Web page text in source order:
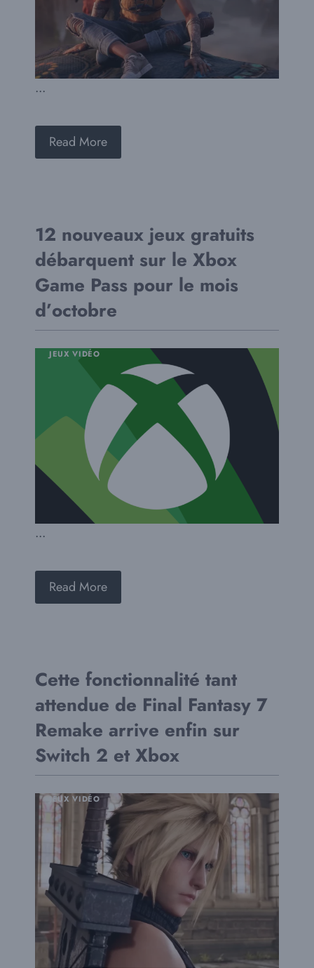
...
Read More
12 nouveaux jeux gratuits
débarquent sur le Xbox
Game Pass pour le mois
d’octobre
JEUX VIDÉO
...
Read More
Cette fonctionnalité tant
attendue de Final Fantasy 7
Remake arrive enfin sur
Switch 2 et Xbox
JEUX VIDÉO